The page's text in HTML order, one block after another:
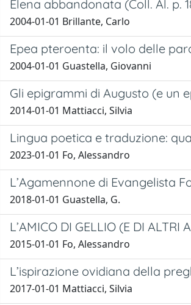
Elena abbandonata (Coll. Al. p.
2004-01-01 Brillante, Carlo
Epea pteroenta: il volo delle
2004-01-01 Guastella, Giovanni
Gli epigrammi di Augusto (e un
2014-01-01 Mattiacci, Silvia
Lingua poetica e traduzione:
2023-01-01 Fo, Alessandro
L’Agamennone di Evangelista
2018-01-01 Guastella, G.
L’AMICO DI GELLIO (E DI
2015-01-01 Fo, Alessandro
L’ispirazione ovidiana della
2017-01-01 Mattiacci, Silvia